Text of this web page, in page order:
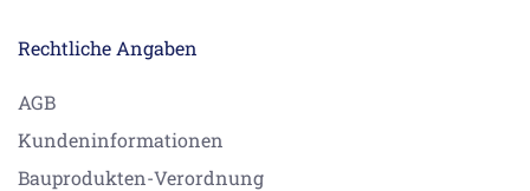
Rechtliche Angaben
AGB
Kundeninformationen
Bauprodukten-Verordnung